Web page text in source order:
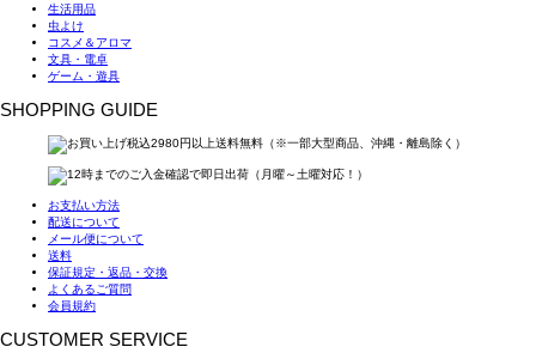
生活用品
虫よけ
コスメ＆アロマ
文具・電卓
ゲーム・遊具
SHOPPING GUIDE
お支払い方法
配送について
メール便について
送料
保証規定・返品・交換
よくあるご質問
会員規約
CUSTOMER SERVICE